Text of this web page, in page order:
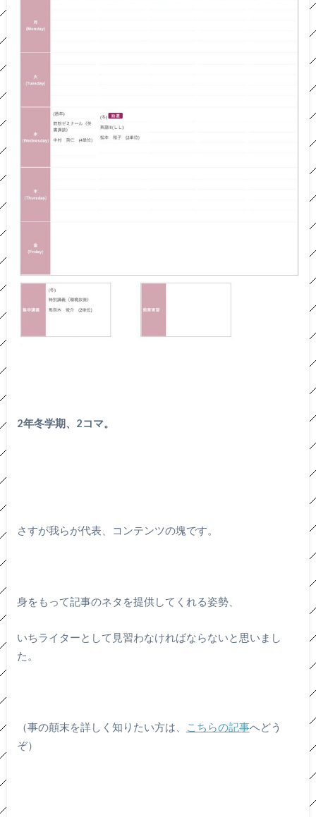
2年冬学期、2コマ。
さすが我らが代表、コンテンツの塊です。
身をもって記事のネタを提供してくれる姿勢、
いちライターとして見習わなければならないと思いまし
た。
（事の顛末を詳しく知りたい方は、 こちらの記事へどう
ぞ）